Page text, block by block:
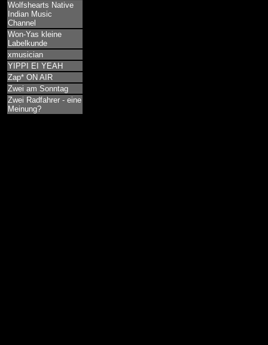
Wolfshearts Native
Indian Music
Channel
Won-Yas kleine
Labelkunde
xmusician
YIPPI EI YEAH
Zap* ON AIR
Zwei am Sonntag
Zwei Radfahrer - eine
Meinung?